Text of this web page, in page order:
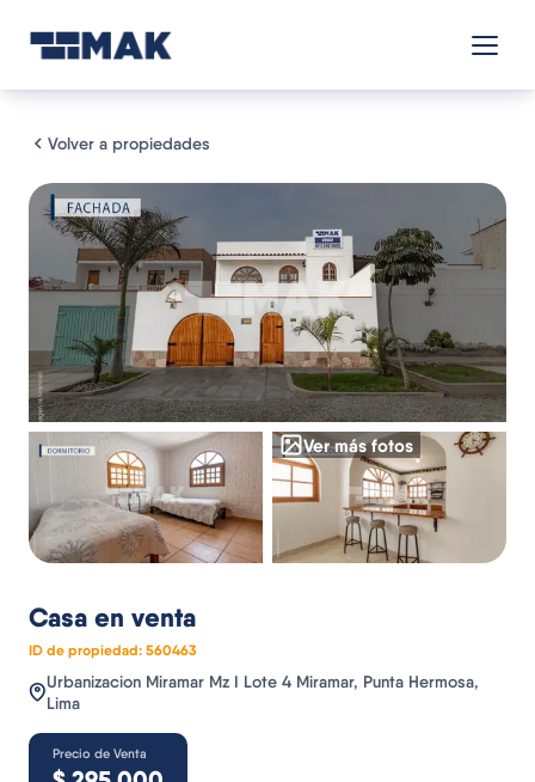
Volver a propiedades
Ver más fotos
Casa en venta
ID de propiedad: 560463
Urbanizacion Miramar Mz I Lote 4 Miramar, Punta Hermosa,
Lima
Precio de Venta